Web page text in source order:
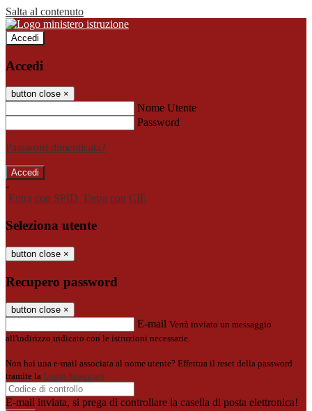
Salta al contenuto
Accedi
Accedi
button close ×
Nome Utente
Password
Password dimenticata?
-
Entra con SPID Entra con CIE
Seleziona utente
button close ×
Recupero password
button close ×
E-mail Verrà inviato un messaggio
all'indirizzo indicato con le istruzioni necessarie.
Non hai una e-mail associata al nome utente? Effettua il reset della password
tramite la Login Spaggiari
E-mail inviata, si prega di controllare la casella di posta elettronica!